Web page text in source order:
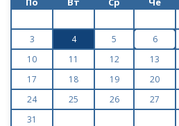
3
4 5 6
10
11 12 13
17
18 19 20
24
25 26 27
31